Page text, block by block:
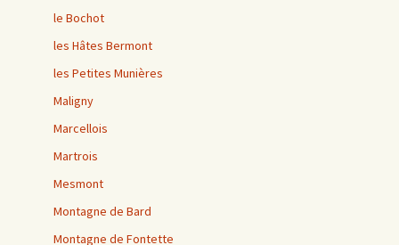
le Bochot
les Hâtes Bermont
les Petites Munières
Maligny
Marcellois
Martrois
Mesmont
Montagne de Bard
Montagne de Fontette